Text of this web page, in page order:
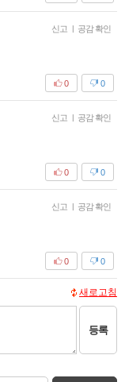
신고 | 공감 확인
0
0
신고 | 공감 확인
0
0
신고 | 공감 확인
0
0
새로고침
등록